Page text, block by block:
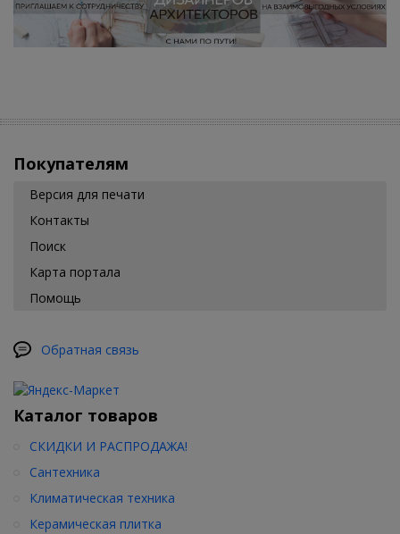
Покупателям
Версия для печати
Контакты
Поиск
Карта портала
Помощь
Обратная связь
Каталог товаров
СКИДКИ И РАСПРОДАЖА!
Сантехника
Климатическая техника
Керамическая плитка